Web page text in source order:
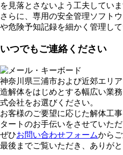
を見落とさないよう工夫していま
さらに、専用の安全管理ソフト
や危険予知記録を細かく管理して
いつでもご連絡ください
神奈川県三浦市および近郊エリ
造解体をはじめとする幅広い業
式会社をお選びください。
お客様のご要望に応じた解体工
タートのお手伝いをさせていただ
ぜひお問い合わせフォームからご
最後までご覧いただき、ありがと